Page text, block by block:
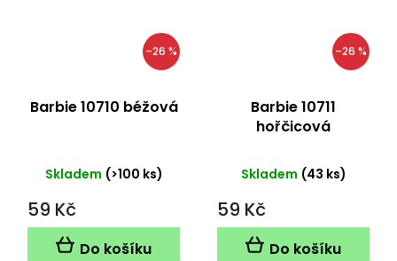
–26 %
Barbie 10710 béžová
Skladem (>100 ks)
59 Kč
Do košíku
–26 %
Barbie 10711
hořčicová
Skladem (43 ks)
59 Kč
Do košíku